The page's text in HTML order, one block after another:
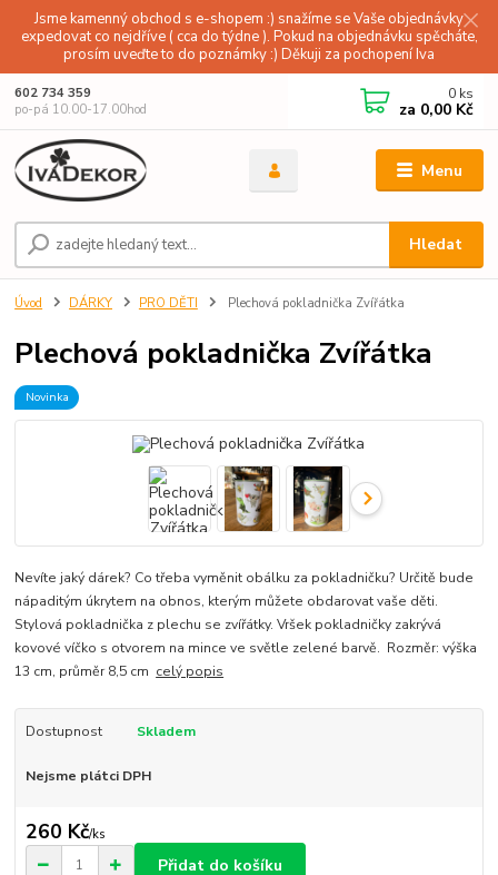
Jsme kamenný obchod s e-shopem :) snažíme se Vaše objednávky
expedovat co nejdříve ( cca do týdne ). Pokud na objednávku spěcháte,
prosím uveďte to do poznámky :) Děkuji za pochopení Iva
Menu
Hledat
602 734 359
po-pá 10.00-17.00hod
0 ks
za 0,00 Kč
Úvod DÁRKY PRO DĚTI Plechová pokladnička Zvířátka
Plechová pokladnička Zvířátka
Novinka
Nevíte jaký dárek? Co třeba vyměnit obálku za pokladničku? Určitě bude
nápaditým úkrytem na obnos, kterým můžete obdarovat vaše děti.
Stylová pokladnička z plechu se zvířátky. Vršek pokladničky zakrývá
kovové víčko s otvorem na mince ve světle zelené barvě. Rozměr: výška
13 cm, průměr 8,5 cm celý popis
Dostupnost Skladem
Nejsme plátci DPH
260 Kč/ks
Přidat do košíku